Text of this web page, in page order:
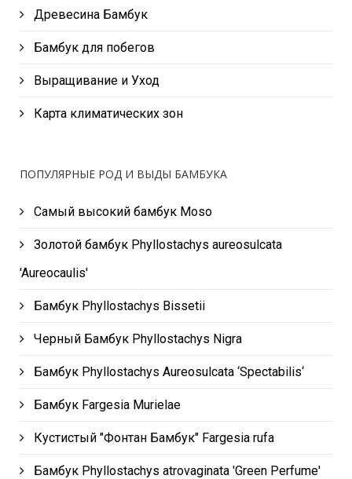
Древесина Бамбук
Бамбук для побегов
Выращивание и Уход
Карта климатических зон
ПОПУЛЯРНЫЕ РОД И ВЫДЫ БАМБУКА
Самый высокий бамбук Moso
Золотой бамбук Phyllostachys aureosulcata
'Aureocaulis'
Бамбук Phyllostachys Bissetii
Черный Бамбук Phyllostachys Nigra
Бамбук Phyllostachys Aureosulcata ‘Spectabilis‘
Бамбук Fargesia Murielae
Кустистый "Фонтан Бамбук" Fargesia rufa
Бамбук Phyllostachys atrovaginata 'Green Perfume'